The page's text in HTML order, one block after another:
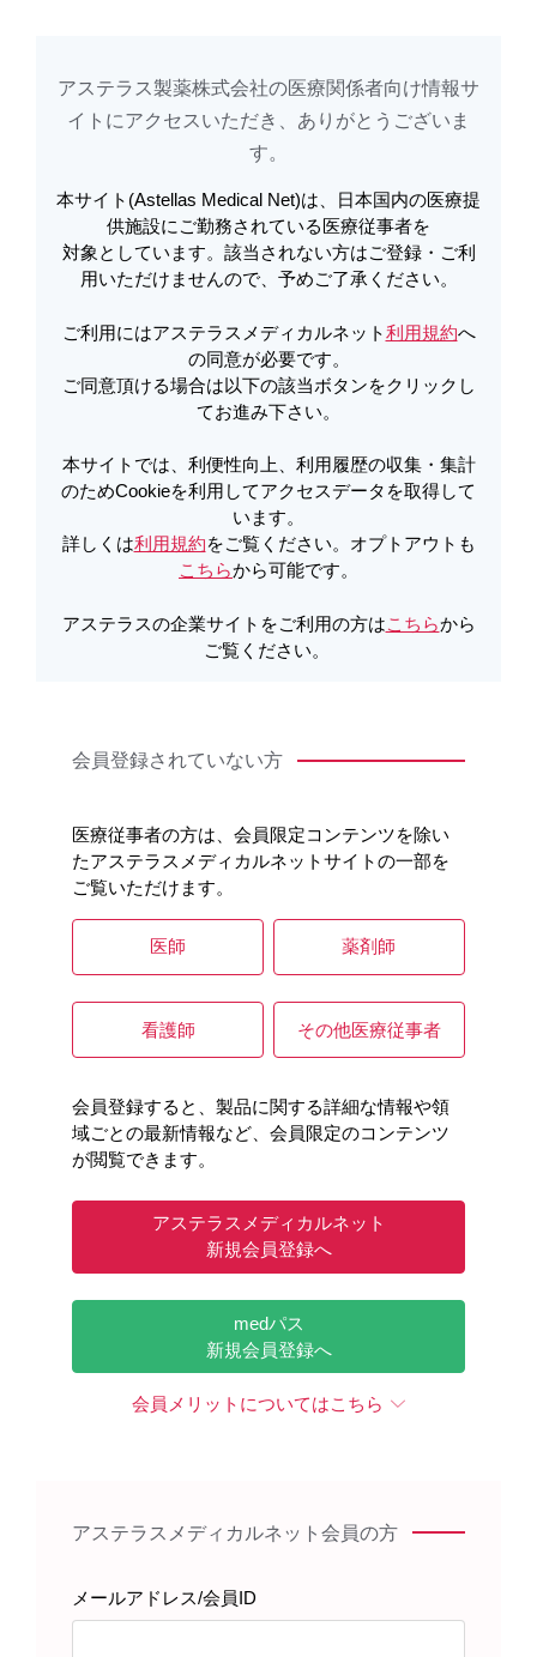
アステラスメディカルネットでは、利便性向上、利用履歴の収集・集計のた
Cookieを利用してアクセスデータを取得しています。詳しくは 利用規約
電子添文改訂のお知らせ | プログラ
フカプセル0.5mg・1mg・5mg 効
注意改訂のお知らせ（2009年7月） |
PDFをダウンロード
アステラス製薬株式会社の医療関係者向け情報サ
イトに​アクセスいただき、ありがとうございま
す。​
本サイト(Astellas Medical Net)は、日本国内の医療提
供施設にご勤務されている医療従事者を
対象としています。該当されない方はご登録・ご利
用いただけませんので、予めご了承ください。
ご利用にはアステラスメディカルネット利用規約へ
の同意が必要です。
ご同意頂ける場合は以下の該当ボタンをクリックし
てお進み下さい。
本サイトでは、利便性向上、利用履歴の収集・集計
のためCookieを利用してアクセスデータを取得して
います。
詳しくは利用規約をご覧ください。オプトアウトも
こちらから可能です。
アステラスの企業サイトをご利用の方はこちらから
ご覧ください。
会員登録されていない方
医療従事者の方は、会員限定コンテンツを除い
たアステラスメディカルネットサイトの一部を
ご覧いただけます。
医師 薬剤師
看護師 その他医療従事者
会員登録すると、製品に関する詳細な情報や領
域ごとの最新情報など、会員限定のコンテンツ
が閲覧できます。
アステラスメディカルネット
新規会員登録へ
medパス
新規会員登録へ
会員メリットについてはこちら
アステラスメディカルネット会員の方
メールアドレス/会員ID